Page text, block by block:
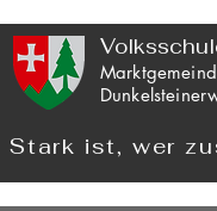
Stark ist, wer